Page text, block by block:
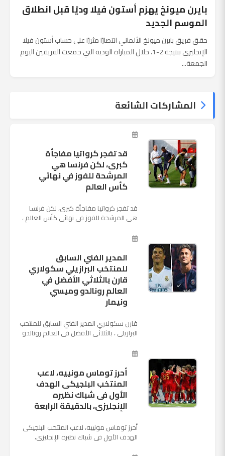
بايرن ميونخ يهزم أستون فيلا وديًا قبل انطلاق
الموسم الجديد
حقق فريق بايرن ميونخ الألماني انتصارًا مثيرًا على حساب أستون فيلا
الإنجليزي بنتيجة 2-1، خلال المباراة الودية التي جمعت الفريقين اليوم
الجمعة...
المشاركات الشائعة
قد تفجر كرواتيا مفاجأة
كبرى، لكن فرنسا هي
المرشحة للفوز في نهائي
كأس العالم
قد تفجر كرواتيا مفاجأة كبرى، لكن فرنسا
هي المرشحة للفوز في نهائي كأس العالم ،
الروسية في يوم شديد الح...
المدير الفني السابق
للمنتخب البرازيلي سكولاري
قارن بالثلاثي الأفضل في
العالم رونالدو وميسي
ونيمار
قارن سكولاري المدير الفني السابق للمنتخب
البرازيلي ، بالثلاثي الأفضل في العالم رونالدو
نجم ...
أحرز توماس مونييه، لاعب
المنتخب البلجيكى الهدف
الأول فى شباك نظيره
الإنجليزى، بالدقيقة الرابعة
أحرز توماس مونييه، لاعب المنتخب البلجيكى
الهدف الأول فى شباك نظيره الإنجليزى،